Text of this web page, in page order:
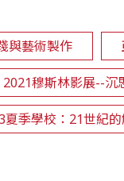
與藝術製作
2021穆斯林影展--沉
夏季學校：21世紀